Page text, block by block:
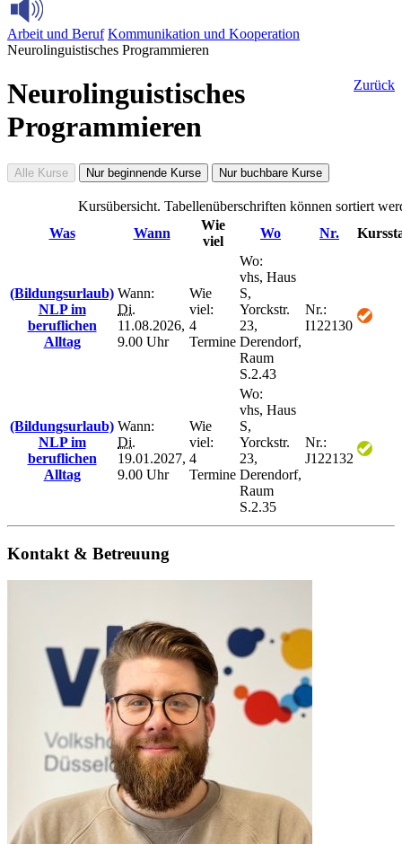
Arbeit und Beruf Kommunikation und Kooperation
Neurolinguistisches Programmieren
Zurück
Neurolinguistisches
Programmieren
Alle Kurse Nur beginnende Kurse Nur buchbare Kurse
Kursübersicht. Tabellenüberschriften können sortiert
Was
Wann
Wie
viel
Wo Nr.
(Bildungsurlaub)
NLP im
beruflichen
Alltag
Wann:
Di.
11.08.2026,
9.00 Uhr
Wie
viel:
4
Termine
Wo:
vhs, Haus
S,
Yorckstr.
23,
Derendorf,
Raum
S.2.43
Nr.:
I122130
(Bildungsurlaub)
NLP im
beruflichen
Alltag
Wann:
Di.
19.01.2027,
9.00 Uhr
Wie
viel:
4
Termine
Wo:
vhs, Haus
S,
Yorckstr.
23,
Derendorf,
Raum
S.2.35
Nr.:
J122132
Kontakt & Betreuung